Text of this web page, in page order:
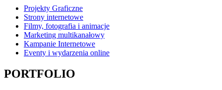
Projekty Graficzne
Strony internetowe
Filmy, fotografia i animacje
Marketing multikanałowy
Kampanie Internetowe
Eventy i wydarzenia online
PORTFOLIO